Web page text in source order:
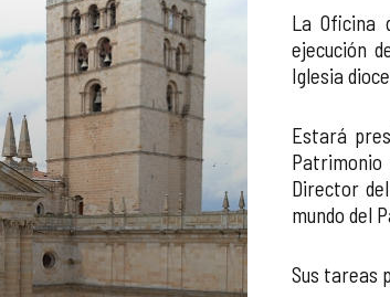
La Oficina
ejecución
Iglesia
Estará
Director
mundo del
Sus tareas